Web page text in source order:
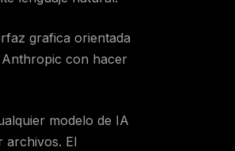
grafica orientada
Anthropic con hacer
modelo de IA
archivos. El